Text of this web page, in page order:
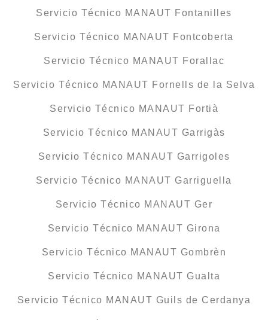
Servicio Técnico MANAUT Fontanilles
Servicio Técnico MANAUT Fontcoberta
Servicio Técnico MANAUT Forallac
Servicio Técnico MANAUT Fornells de la Selva
Servicio Técnico MANAUT Fortià
Servicio Técnico MANAUT Garrigàs
Servicio Técnico MANAUT Garrigoles
Servicio Técnico MANAUT Garriguella
Servicio Técnico MANAUT Ger
Servicio Técnico MANAUT Girona
Servicio Técnico MANAUT Gombrèn
Servicio Técnico MANAUT Gualta
Servicio Técnico MANAUT Guils de Cerdanya